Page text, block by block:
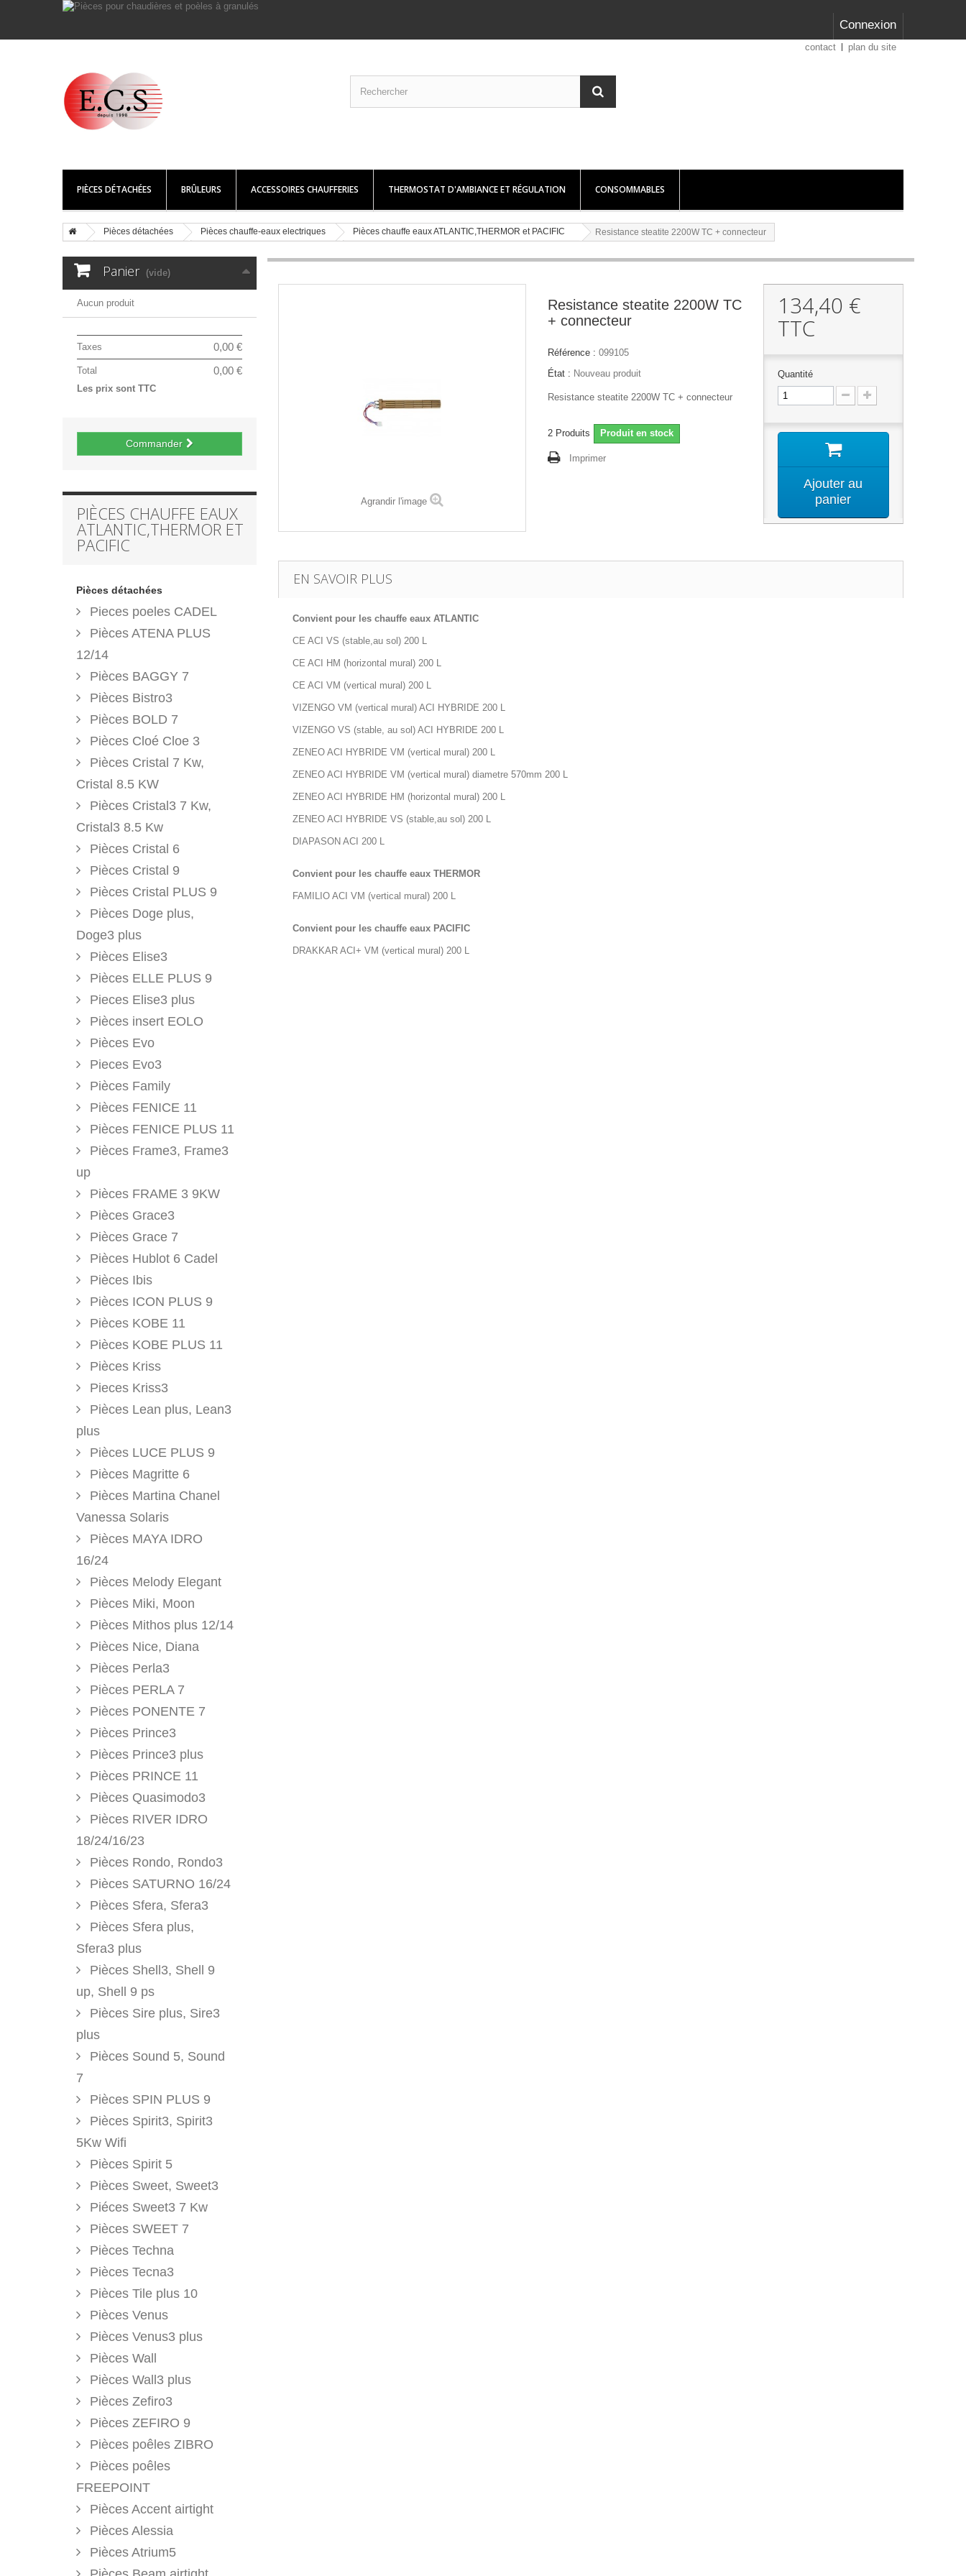
Connexion
contact plan du site
PIÈCES DÉTACHÉES BRÛLEURS ACCESSOIRES CHAUFFERIES THERMOSTAT D'AMBIANCE ET RÉGULATION CONSOMMABLES
Pièces détachées Pièces chauffe-eaux electriques Pièces chauffe eaux ATLANTIC,THERMOR et PACIFIC Resistance steatite 2200W TC + connecteur
Panier (vide)
Aucun produit
0,00 €
Taxes
0,00 €
Total
Les prix sont TTC
Commander
PIÈCES CHAUFFE EAUX
ATLANTIC,THERMOR ET
PACIFIC
Pièces détachées
Pieces poeles CADEL
Pièces ATENA PLUS
12/14
Pièces BAGGY 7
Pièces Bistro3
Pièces BOLD 7
Pièces Cloé Cloe 3
Pièces Cristal 7 Kw,
Cristal 8.5 KW
Pièces Cristal3 7 Kw,
Cristal3 8.5 Kw
Pièces Cristal 6
Pièces Cristal 9
Pièces Cristal PLUS 9
Pièces Doge plus,
Doge3 plus
Pièces Elise3
Pièces ELLE PLUS 9
Pieces Elise3 plus
Pièces insert EOLO
Pièces Evo
Pieces Evo3
Pièces Family
Pièces FENICE 11
Pièces FENICE PLUS 11
Pièces Frame3, Frame3
up
Pièces FRAME 3 9KW
Pièces Grace3
Pièces Grace 7
Pièces Hublot 6 Cadel
Pièces Ibis
Pièces ICON PLUS 9
Pièces KOBE 11
Pièces KOBE PLUS 11
Pièces Kriss
Pieces Kriss3
Pièces Lean plus, Lean3
plus
Pièces LUCE PLUS 9
Pièces Magritte 6
Pièces Martina Chanel
Vanessa Solaris
Pièces MAYA IDRO
16/24
Pièces Melody Elegant
Pièces Miki, Moon
Pièces Mithos plus 12/14
Pièces Nice, Diana
Pièces Perla3
Pièces PERLA 7
Pièces PONENTE 7
Pièces Prince3
Pièces Prince3 plus
Pièces PRINCE 11
Pièces Quasimodo3
Pièces RIVER IDRO
18/24/16/23
Pièces Rondo, Rondo3
Pièces SATURNO 16/24
Pièces Sfera, Sfera3
Pièces Sfera plus,
Sfera3 plus
Pièces Shell3, Shell 9
up, Shell 9 ps
Pièces Sire plus, Sire3
plus
Pièces Sound 5, Sound
7
Pièces SPIN PLUS 9
Pièces Spirit3, Spirit3
5Kw Wifi
Pièces Spirit 5
Pièces Sweet, Sweet3
Piéces Sweet3 7 Kw
Pièces SWEET 7
Pièces Techna
Pièces Tecna3
Pièces Tile plus 10
Pièces Venus
Pièces Venus3 plus
Pièces Wall
Pièces Wall3 plus
Pièces Zefiro3
Pièces ZEFIRO 9
Pièces poêles ZIBRO
Pièces poêles
FREEPOINT
Pièces Accent airtight
Pièces Alessia
Pièces Atrium5
Agrandir l'image
Resistance steatite 2200W TC
+ connecteur
Référence : 099105
État : Nouveau produit
Resistance steatite 2200W TC + connecteur
2 Produits Produit en stock
Imprimer
134,40 €
TTC
Quantité
Ajouter au
panier
EN SAVOIR PLUS
Convient pour les chauffe eaux ATLANTIC
CE ACI VS (stable,au sol) 200 L
CE ACI HM (horizontal mural) 200 L
CE ACI VM (vertical mural) 200 L
VIZENGO VM (vertical mural) ACI HYBRIDE 200 L
VIZENGO VS (stable, au sol) ACI HYBRIDE 200 L
ZENEO ACI HYBRIDE VM (vertical mural) 200 L
ZENEO ACI HYBRIDE VM (vertical mural) diametre 570mm 200 L
ZENEO ACI HYBRIDE HM (horizontal mural) 200 L
ZENEO ACI HYBRIDE VS (stable,au sol) 200 L
DIAPASON ACI 200 L
Convient pour les chauffe eaux THERMOR
FAMILIO ACI VM (vertical mural) 200 L
Convient pour les chauffe eaux PACIFIC
DRAKKAR ACI+ VM (vertical mural) 200 L